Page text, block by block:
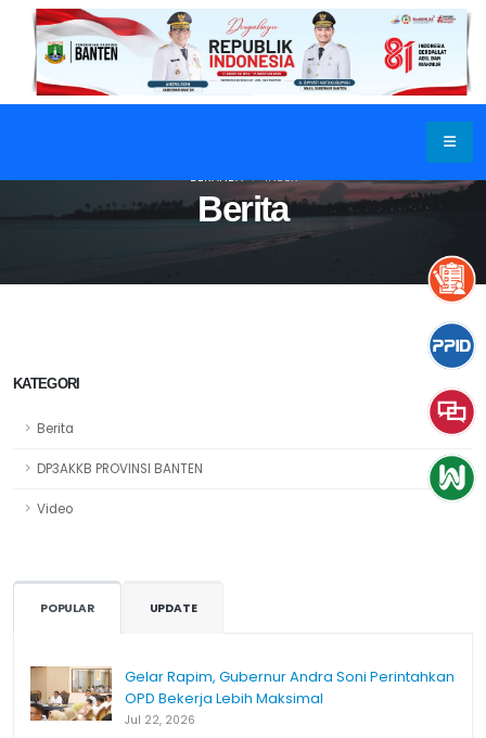
Berita
BERANDA INDEX
KATEGORI
Berita
DP3AKKB PROVINSI BANTEN
Video
POPULAR UPDATE
Gelar Rapim, Gubernur Andra Soni Perintahkan
OPD Bekerja Lebih Maksimal
Jul 22, 2026